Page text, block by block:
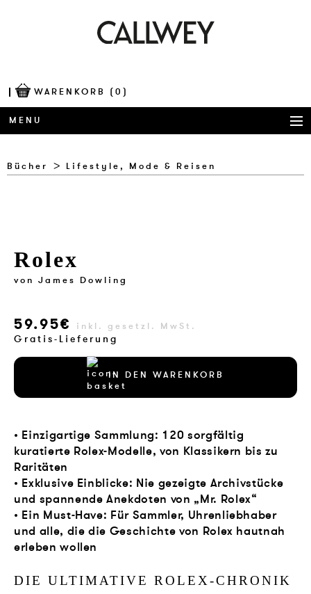
WARENKORB (0)
MENU
VERLAG
JOBS
Bücher Lifestyle, Mode & Reisen
Rolex
von James Dowling
59.95€ inkl. gesetzl. MwSt.
Gratis-Lieferung
IN DEN WARENKORB
• Einzigartige Sammlung: 120 sorgfältig
kuratierte Rolex-Modelle, von Klassikern bis zu
Raritäten
• Exklusive Einblicke: Nie gezeigte Archivstücke
und spannende Anekdoten von „Mr. Rolex“
• Ein Must-Have: Für Sammler, Uhrenliebhaber
und alle, die die Geschichte von Rolex hautnah
erleben wollen
DIE ULTIMATIVE ROLEX-CHRONIK